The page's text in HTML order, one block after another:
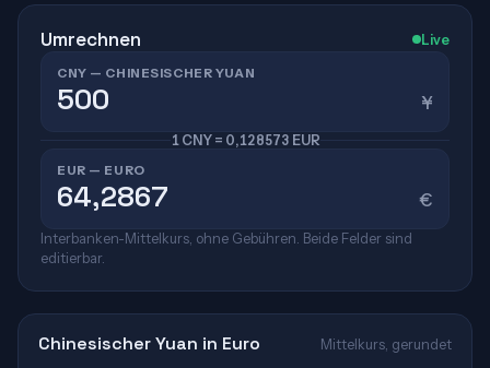
Umrechnen Live
CNY — CHINESISCHER YUAN
¥
1 CNY = 0,128573 EUR
EUR — EURO
€
Interbanken-Mittelkurs, ohne Gebühren. Beide Felder sind
editierbar.
Chinesischer Yuan in Euro Mittelkurs, gerundet